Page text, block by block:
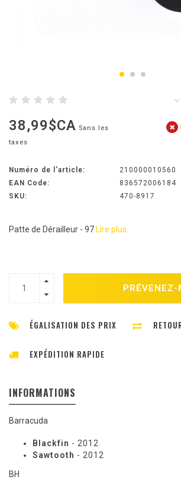
38,99$CA Sans les
taxes
Numéro de l'article:
210000010560
EAN Code:
836572006184
SKU:
470-8917
Patte de Dérailleur - 97 Lire plus..
PRÉVENEZ-
ÉGALISATION DES PRIX
EXPÉDITION RAPIDE
INFORMATIONS
Barracuda
Blackfin - 2012
Sawtooth - 2012
BH